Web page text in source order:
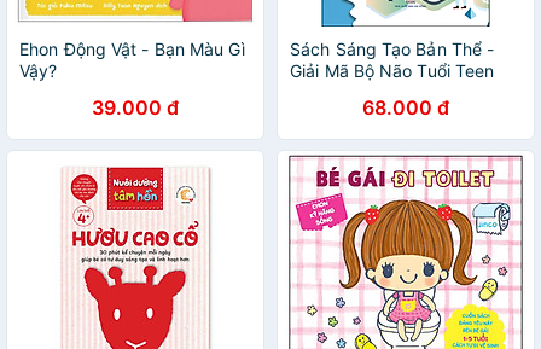
Ehon Động Vật - Bạn Màu Gì
Vậy?
39.000 đ
Sách Sáng Tạo Bản Thể -
Giải Mã Bộ Não Tuổi Teen
68.000 đ